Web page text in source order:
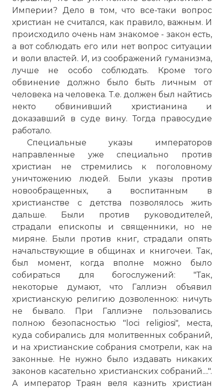
Империи? Дело в том, что все-таки вопрос
христиан не считался, как правило, важным. И
происходило очень нам знакомое - закон есть,
а вот соблюдать его или нет вопрос ситуации
и воли властей. И, из соображений гуманизма,
лучше не особо соблюдать. Кроме того
обвинение должно было быть личным от
человека на человека. Т.е. должен был найтись
некто обвинивший христианина и
доказавший в суде вину. Тогда правосудие
работало.
Специальные указы императоров
направленные уже специально против
христиан не стремились к поголовному
уничтожению людей. Были указы против
новообращенных, а воспитанным в
христианстве с детства позволялось жить
дальше. Были против руководителей,
страдали епископы и священники, но не
миряне. Были против книг, страдали опять
начальствующие в общинах и книгочеи. Так,
был момент, когда вполне можно было
собираться для богослужений: "Так,
некоторые думают, что Галлиэн объявил
христианскую религию дозволенною: ничуть
не бывало. При Галлиэне пользовались
полною безопасностью "loci religiosi", места,
куда собирались для молитвенных собраний,
и на христианские собрания смотрели, как на
законные. Не нужно было издавать никаких
законов касательно христианских собраний....".
А император Траян веля казнить христиан